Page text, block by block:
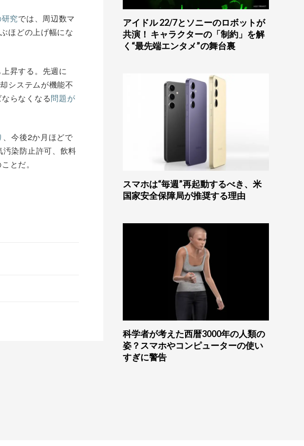
究では、周辺数マ
ほどの上げ幅にな
昇する。先週に
システムが機能不
らなくなる問題が
、今後2か月ほどで
染防止許可、飲料
とだ。
アイドル 22/7とソニーのロボットが
共演！ キャラクターの「制約」を解
く“最先端エンタメ”の舞台裏
スマホは“毎週”再起動するべき、米
国家安全保障局が推奨する理由
科学者が考えた西暦3000年の人類の
姿？スマホやコンピューターの使い
すぎに警告